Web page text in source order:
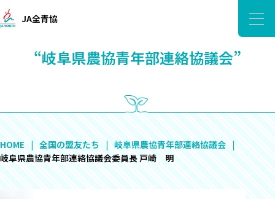
JA全青協
“岐阜県農協青年部連絡協議会”
HOME 全国の盟友たち
岐阜県農協青年部連絡協議会
岐阜県農協青年部連絡協議会委員長 戸崎 明